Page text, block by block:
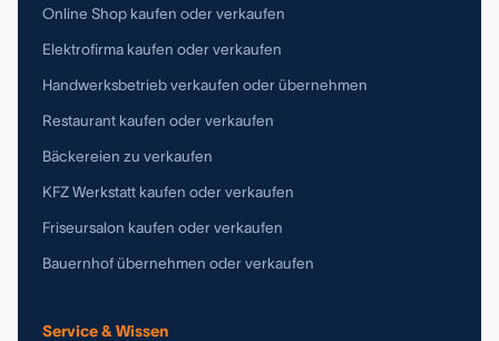
Online Shop kaufen oder verkaufen
Elektrofirma kaufen oder verkaufen
Handwerksbetrieb verkaufen oder übernehmen
Restaurant kaufen oder verkaufen
Bäckereien zu verkaufen
KFZ Werkstatt kaufen oder verkaufen
Friseursalon kaufen oder verkaufen
Bauernhof übernehmen oder verkaufen
Service & Wissen